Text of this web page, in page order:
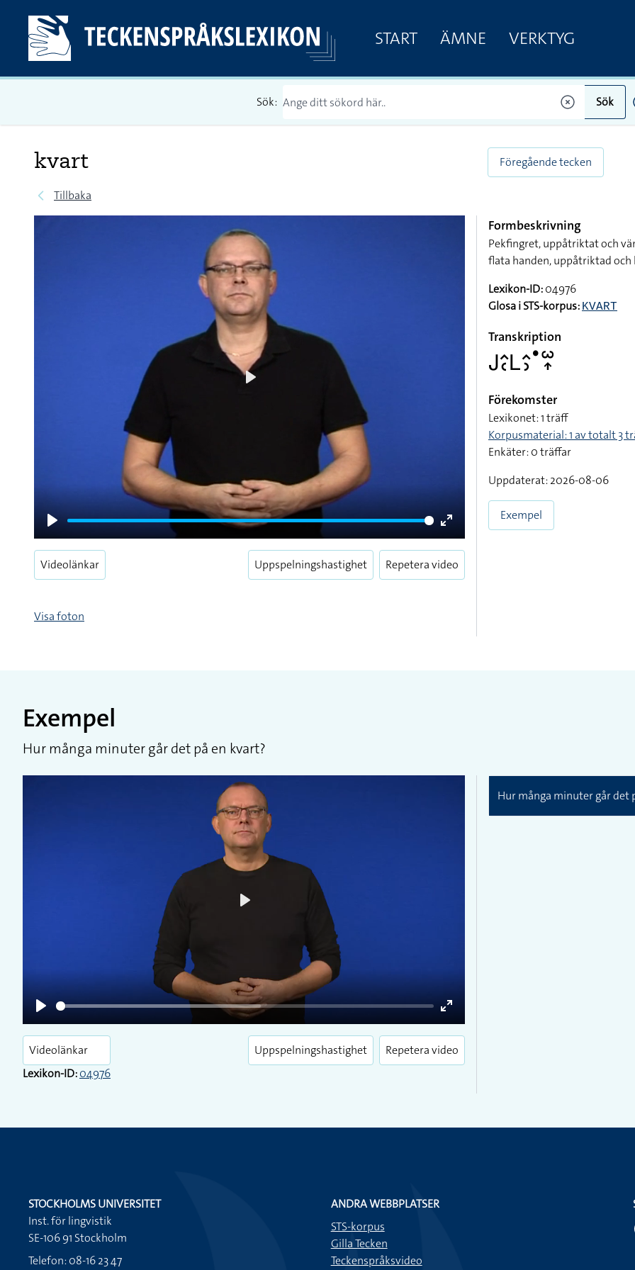
START ÄMNE VERKTYG
Sök: Sök
kvart
Tillbaka
Föregående tecken
Play
Enter
fullscreen
Videolänkar Uppspelningshastighet Repetera video
Visa foton
Formbeskrivning
Pekfingret, uppåtriktat och
flata handen, uppåtriktad och
Lexikon-ID:04976
Glosa i STS-korpus: KVART
Transkription
􌤢􌤵􌥗􌥈􌤵􌤶􌤟􌥱􌥾
Förekomster
Lexikonet: 1 träff
Korpusmaterial: 1 av totalt 3
Enkäter: 0 träffar
Uppdaterat: 2026-08-06
Exempel
Exempel
Hur många minuter går det på en kvart?
Play
Enter
fullscreen
Videolänkar
Lexikon-ID:04976
Uppspelningshastighet Repetera video
Hur många minuter går det
STOCKHOLMS UNIVERSITET
Inst. för lingvistik
SE-106 91 Stockholm
Telefon: 08-16 23 47
ANDRA WEBBPLATSER
STS-korpus
Gilla Tecken
Teckenspråksvideo